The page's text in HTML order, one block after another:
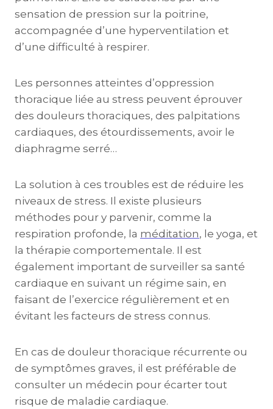
sensation de pression sur la poitrine,
accompagnée d’une hyperventilation et
d’une difficulté à respirer.
Les personnes atteintes d’oppression
thoracique liée au stress peuvent éprouver
des douleurs thoraciques, des palpitations
cardiaques, des étourdissements, avoir le
diaphragme serré…
La solution à ces troubles est de réduire les
niveaux de stress. Il existe plusieurs
méthodes pour y parvenir, comme la
respiration profonde, la méditation, le yoga, et
la thérapie comportementale. Il est
également important de surveiller sa santé
cardiaque en suivant un régime sain, en
faisant de l’exercice régulièrement et en
évitant les facteurs de stress connus.
En cas de douleur thoracique récurrente ou
de symptômes graves, il est préférable de
consulter un médecin pour écarter tout
risque de maladie cardiaque.